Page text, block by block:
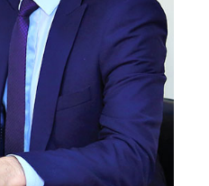
9. Квота (магистратура) (1)